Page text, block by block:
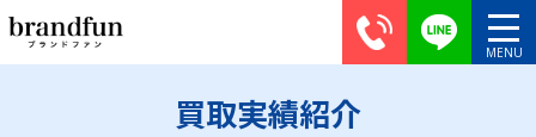
買取実績紹介